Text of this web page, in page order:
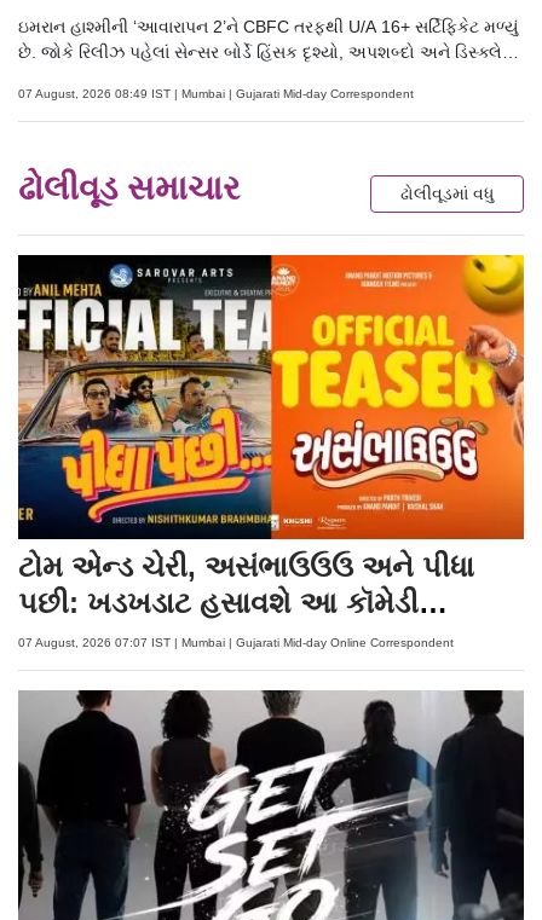
ઇમરાન હાશ્મીની ‘આવારાપન 2’ને CBFC તરફથી U/A 16+ સર્ટિફિકેટ મળ્યું
છે. જોકે રિલીઝ પહેલાં સેન્સર બોર્ડે હિંસક દૃશ્યો, અપશબ્દો અને ડિસ્ક્લેમર
07 August, 2026 08:49 IST | Mumbai | Gujarati Mid-day Correspondent
ઢોલીવૂડ સમાચાર ઢોલીવૂડમાં વધુ
ટોમ એન્ડ ચેરી, અસંભાઉઉઉ અને પીધા
પછી: ખડખડાટ હસાવશે આ કૉમેડી
ફિલ્મોના ટ્રેલર
07 August, 2026 07:07 IST | Mumbai | Gujarati Mid-day Online Correspondent